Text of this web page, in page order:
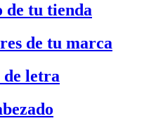
de tu tienda
de tu marca
letra